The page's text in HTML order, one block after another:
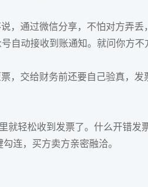
，通过微信分享，不怕对方弄
自动接收到账通知。就问你方不
交给财务前还要自己验真，发
轻松收到发票了。什么开错发
连，买方卖方亲密融洽。